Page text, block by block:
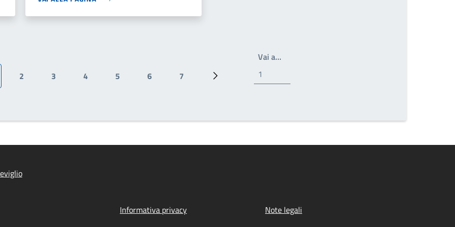
attuale
Page
2
Page
3
Page
4
Page
5
Page
6
Page
7
Prossima pagina
Vai a…
Informativa privacy
Note legali